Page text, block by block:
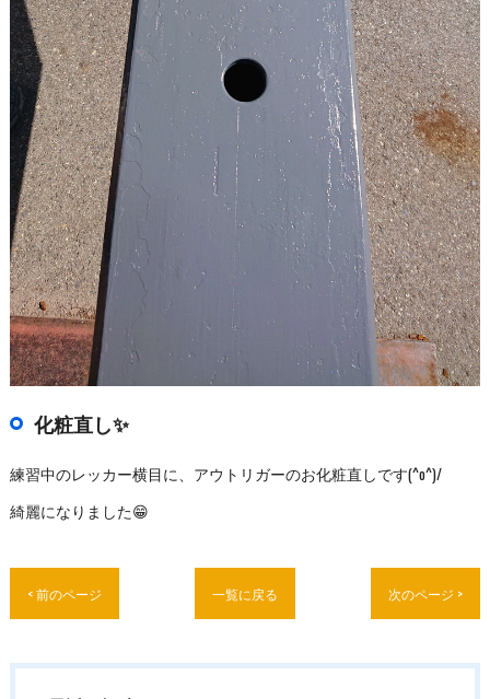
化粧直し✨
練習中のレッカー横目に、アウトリガーのお化粧直しです(^o^)/
綺麗になりました😁
< 前のページ 一覧に戻る 次のページ >